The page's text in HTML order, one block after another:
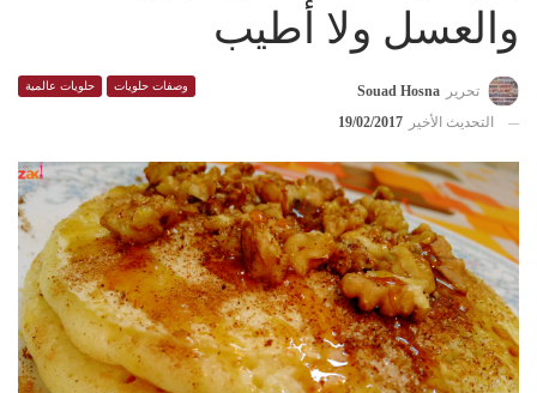
والعسل ولا أطيب
وصفات حلويات حلويات عالمية تحرير
Souad Hosna
التحديث الأخير
19/02/2017